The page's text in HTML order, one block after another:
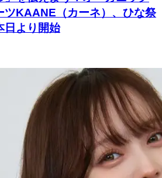
ツKAANE（カーネ）、ひな祭
日より開始